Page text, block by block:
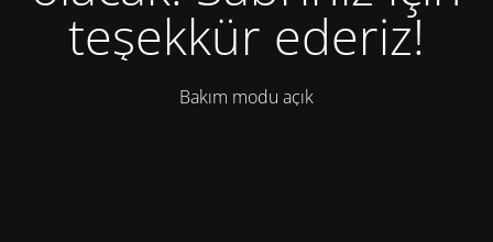
teşekkür ederiz!
Bakım modu açık